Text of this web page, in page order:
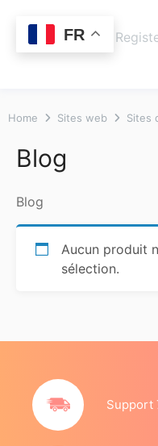
content
CartLogin /
Home Sites web Sites
Blog
Blog
Aucun produit
sélection.
Support
FR